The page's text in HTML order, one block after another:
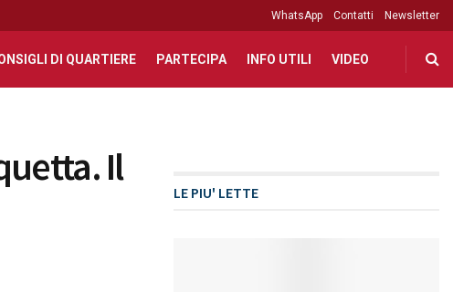
WhatsApp Contatti Newsletter
DI QUARTIERE PARTECIPA INFO UTILI VIDEO
Il
LE PIU' LETTE